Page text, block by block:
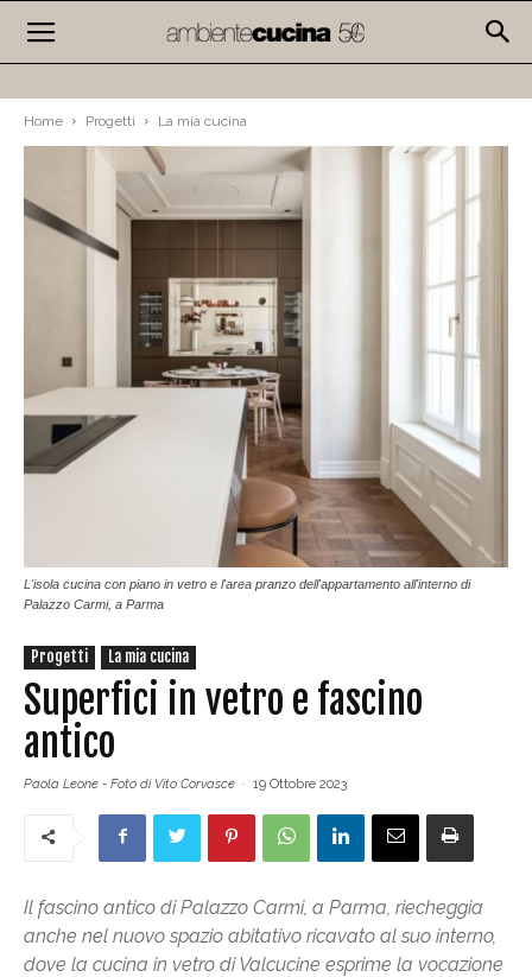
Home Progetti La mia cucina
L'isola cucina con piano in vetro e l'area pranzo dell'appartamento all'interno di
Palazzo Carmi, a Parma
Progetti La mia cucina
Superfici in vetro e fascino
antico
Paola Leone - Foto di Vito Corvasce - 19 Ottobre 2023
Il fascino antico di Palazzo Carmi, a Parma, riecheggia
anche nel nuovo spazio abitativo ricavato al suo interno,
dove la cucina in vetro di Valcucine esprime la vocazione